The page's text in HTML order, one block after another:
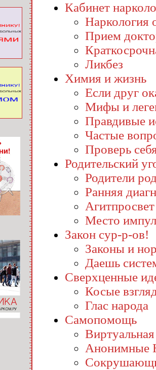
Кабинет
Наркология
Прием
Ликбез
Химия и жизнь
Если друг
Мифы и
Правдивые
Частые
Проверь
Родительский
Родители
Ранняя
Агитпросвет
Место
Закон сур-р-ов!
Законы и
Даешь
Сверхценные
Косые
Глас народа
Самопомощь
Анонимные